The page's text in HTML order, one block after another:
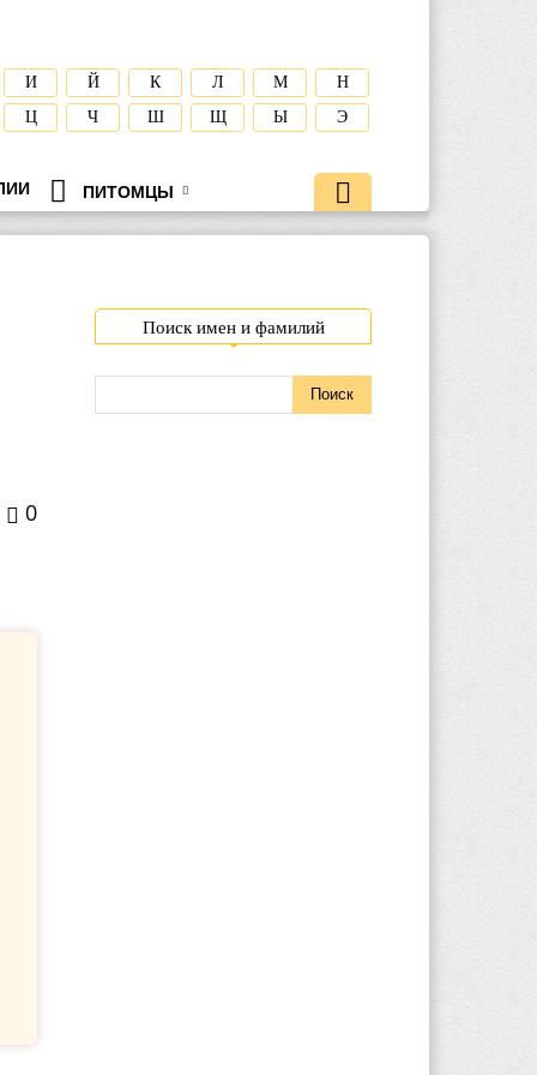
И Й К Л М
Н
Ц
Ч Ш Щ Ы Э
ПИТОМЦЫ
0
Поиск имен и фамилий